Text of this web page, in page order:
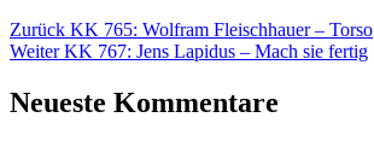
Beitragsnavigation
Zurück Vorheriger
Beitrag:
KK 765: Wolfram Fleischhauer – Torso
Weiter Nächster
KK 767: Jens Lapidus – Mach sie fertig
Neueste Kommentare